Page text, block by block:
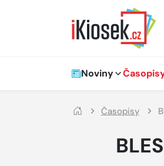
Hlavní navigace
Noviny
Časopisy